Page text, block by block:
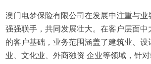
澳门电梦保险有限公司在发展中注重与业
强强联手，共同发展壮大。在客户层面中
的客户基础，业务范围涵盖了建筑业、设
业、文化业、外商独资 企业等领域，针